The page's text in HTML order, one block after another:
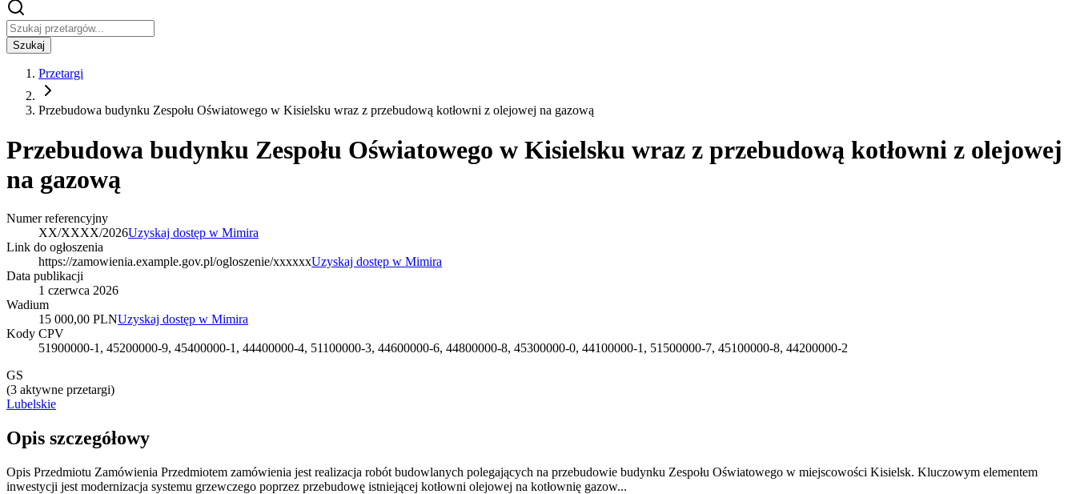
Szukaj
Przetargi
Przebudowa budynku Zespołu Oświatowego w Kisielsku wraz z przebudową kotłowni z olejowej na gazową
Przebudowa budynku Zespołu Oświatowego w Kisielsku wraz z przebudową kotłowni z olejowej
na gazową
Numer referencyjny
XX/XXXX/2026Uzyskaj dostęp w Mimira
Link do ogłoszenia
https://zamowienia.example.gov.pl/ogloszenie/xxxxxxUzyskaj dostęp w Mimira
Data publikacji
1 czerwca 2026
Wadium
15 000,00 PLNUzyskaj dostęp w Mimira
Kody CPV
51900000-1, 45200000-9, 45400000-1, 44400000-4, 51100000-3, 44600000-6, 44800000-8, 45300000-0, 44100000-1, 51500000-7, 45100000-8, 44200000-2
GS
(3 aktywne przetargi)
Lubelskie
Opis szczegółowy
Opis Przedmiotu Zamówienia Przedmiotem zamówienia jest realizacja robót budowlanych polegających na przebudowie budynku Zespołu Oświatowego w miejscowości Kisielsk. Kluczowym elementem
inwestycji jest modernizacja systemu grzewczego poprzez przebudowę istniejącej kotłowni olejowej na kotłownię gazow...